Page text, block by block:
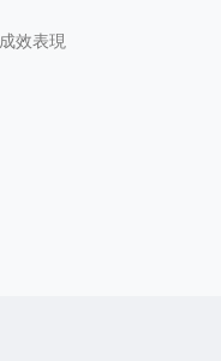
效表現